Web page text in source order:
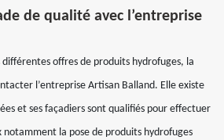
de qualité avec l’entreprise
différentes offres de produits hydrofuges, la
l’entreprise Artisan Balland. Elle existe
et ses façadiers sont qualifiés pour effectuer
la pose de produits hydrofuges